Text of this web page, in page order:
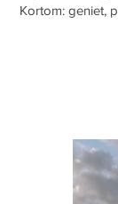
Kortom: geniet,